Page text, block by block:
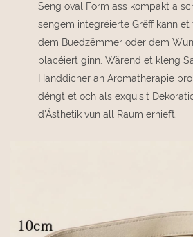
Seng oval Form ass kompakt a
sengem integréierte Grëff kann et
dem Buedzëmmer oder dem
placéiert ginn. Wärend et kleng
Handdicher an Aromatherapie
déngt et och als exquisit
d'Ästhetik vun all Raum erhieft.